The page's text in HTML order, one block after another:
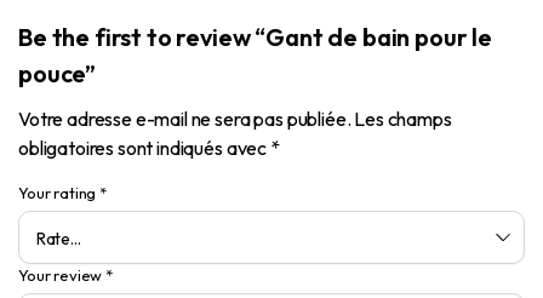
Be the first to review “Gant de bain pour le
pouce”
Votre adresse e-mail ne sera pas publiée. Les champs
obligatoires sont indiqués avec *
Your rating *
Your review *